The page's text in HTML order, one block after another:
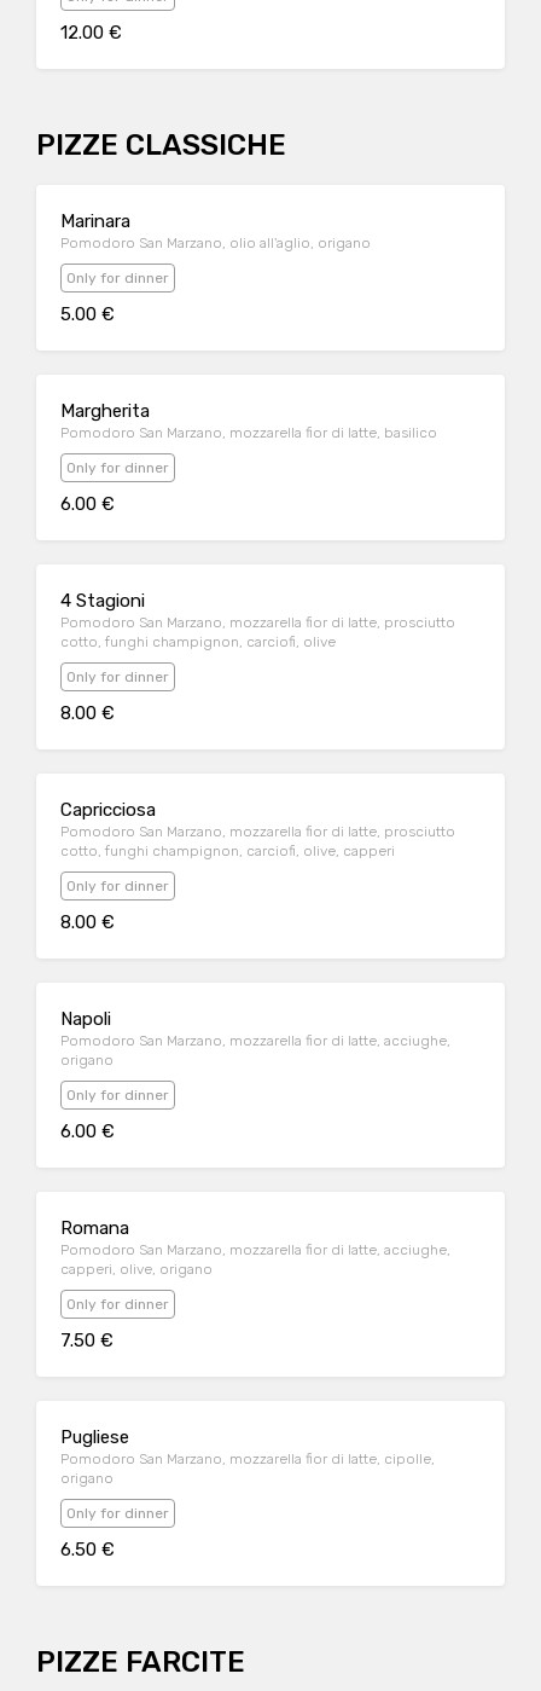
12.00 €
PIZZE CLASSICHE
Marinara
Pomodoro San Marzano, olio all'aglio, origano
Only for dinner
5.00 €
Margherita
Pomodoro San Marzano, mozzarella fior di latte, basilico
Only for dinner
6.00 €
4 Stagioni
Pomodoro San Marzano, mozzarella fior di latte, prosciutto
cotto, funghi champignon, carciofi, olive
Only for dinner
8.00 €
Capricciosa
Pomodoro San Marzano, mozzarella fior di latte, prosciutto
cotto, funghi champignon, carciofi, olive, capperi
Only for dinner
8.00 €
Napoli
Pomodoro San Marzano, mozzarella fior di latte, acciughe,
origano
Only for dinner
6.00 €
Romana
Pomodoro San Marzano, mozzarella fior di latte, acciughe,
capperi, olive, origano
Only for dinner
7.50 €
Pugliese
Pomodoro San Marzano, mozzarella fior di latte, cipolle,
origano
Only for dinner
6.50 €
PIZZE FARCITE